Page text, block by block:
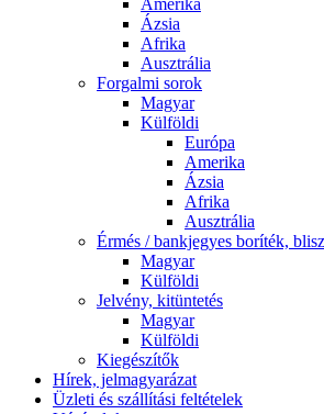
Amerika
Ázsia
Afrika
Ausztrália
Forgalmi sorok
Magyar
Külföldi
Európa
Amerika
Ázsia
Afrika
Ausztrália
Érmés / bankjegyes boríték,
Magyar
Külföldi
Jelvény, kitüntetés
Magyar
Külföldi
Kiegészítők
Hírek, jelmagyarázat
Üzleti és szállítási feltételek